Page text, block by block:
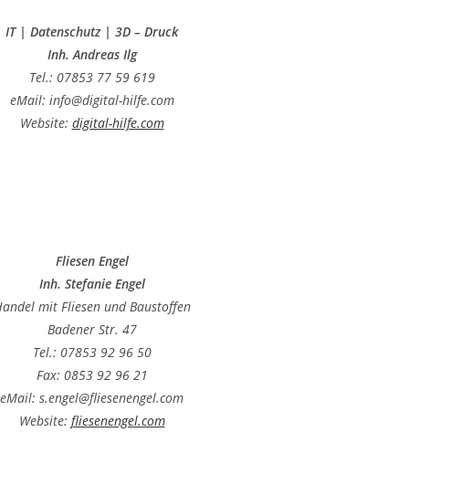
IT | Datenschutz | 3D – Druck
Inh. Andreas Ilg
Tel.: 07853 77 59 619
eMail: info@digital-hilfe.com
Website: digital-hilfe.com
Fliesen Engel
Inh. Stefanie Engel
mit Fliesen und Baustoffen
Badener Str. 47
Tel.: 07853 92 96 50
Fax: 0853 92 96 21
eMail: s.engel@fliesenengel.com
Website: fliesenengel.com